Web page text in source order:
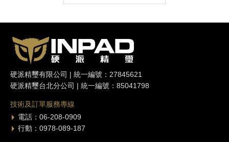
硬派精璽有限公司 | 統一編號：27845621
硬派精璽台北分公司 | 統一編號：85041798
技術及訂單服務專線
電話：06-208-0909
行動：0978-089-187